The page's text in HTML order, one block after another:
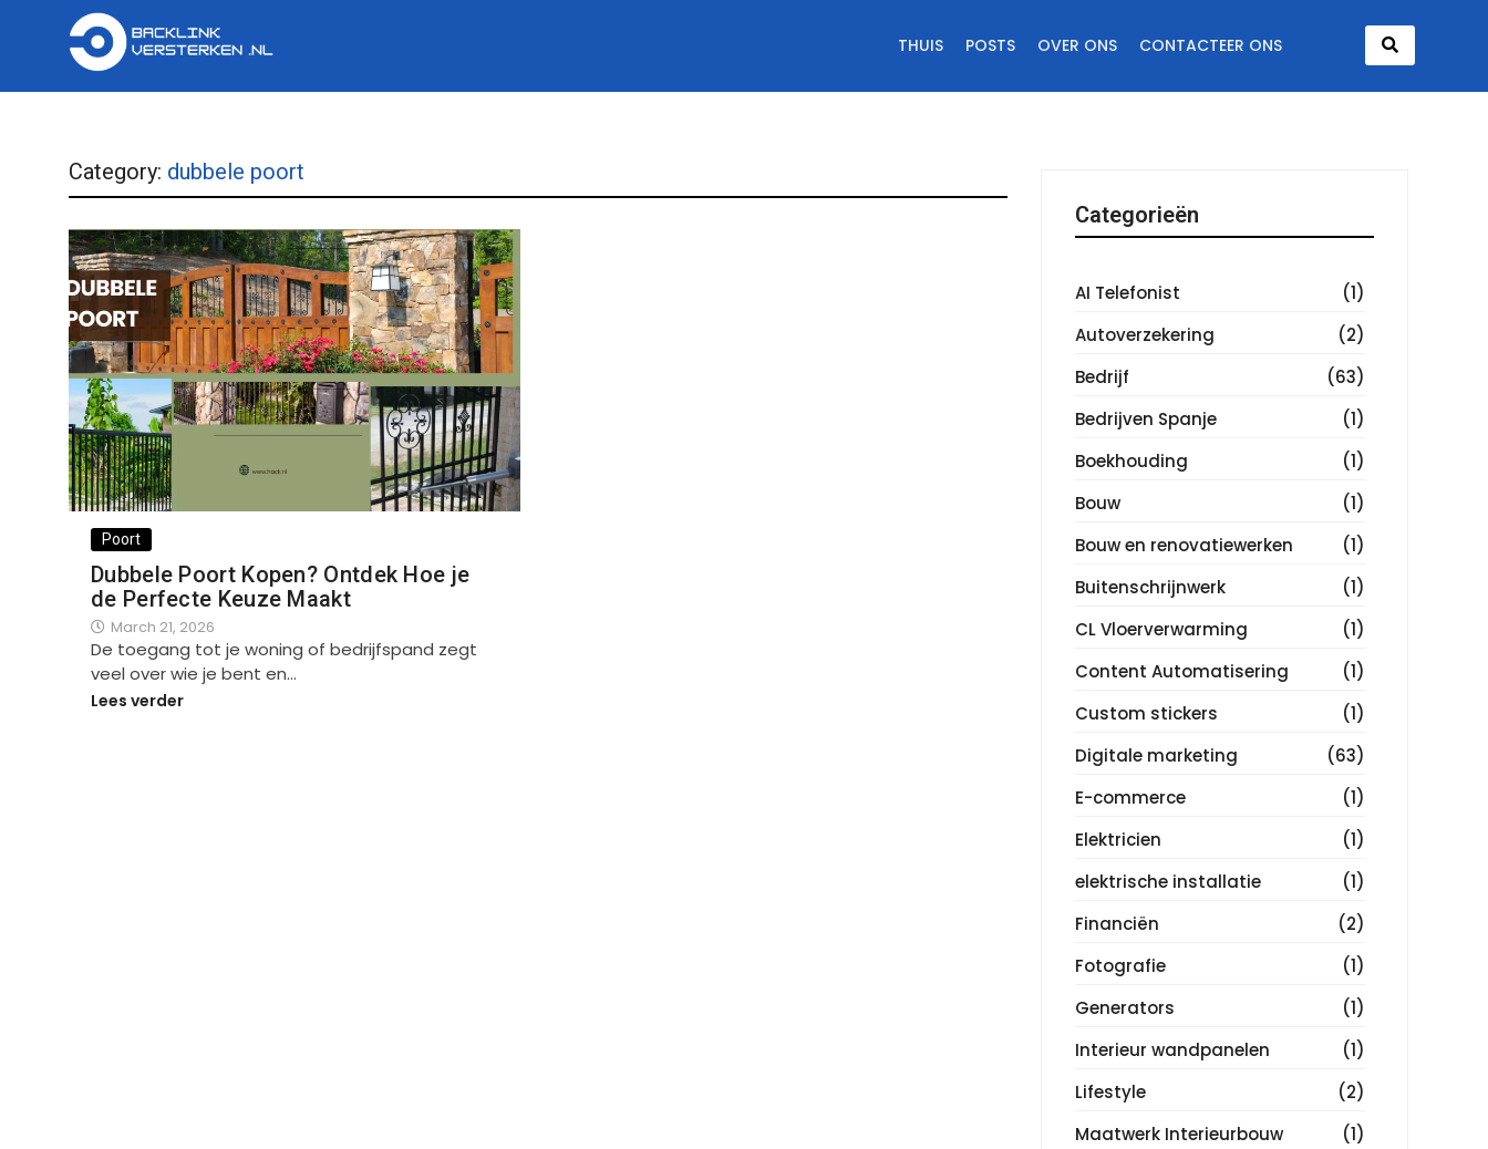
THUIS POSTS OVER ONS CONTACTEER ONS
Category: dubbele poort
Poort
Dubbele Poort Kopen? Ontdek Hoe je
de Perfecte Keuze Maakt
March 21, 2026
De toegang tot je woning of bedrijfspand zegt
veel over wie je bent en…
Lees verder
Categorieën
AI Telefonist
(1)
Autoverzekering
(2)
Bedrijf
(63)
Bedrijven Spanje
(1)
Boekhouding
(1)
Bouw
(1)
Bouw en renovatiewerken
(1)
Buitenschrijnwerk
(1)
CL Vloerverwarming
(1)
Content Automatisering
(1)
Custom stickers
(1)
Digitale marketing
(63)
E-commerce
(1)
Elektricien
(1)
elektrische installatie
(1)
Financiën
(2)
Fotografie
(1)
Generators
(1)
Interieur wandpanelen
(1)
Lifestyle
(2)
Maatwerk Interieurbouw
(1)